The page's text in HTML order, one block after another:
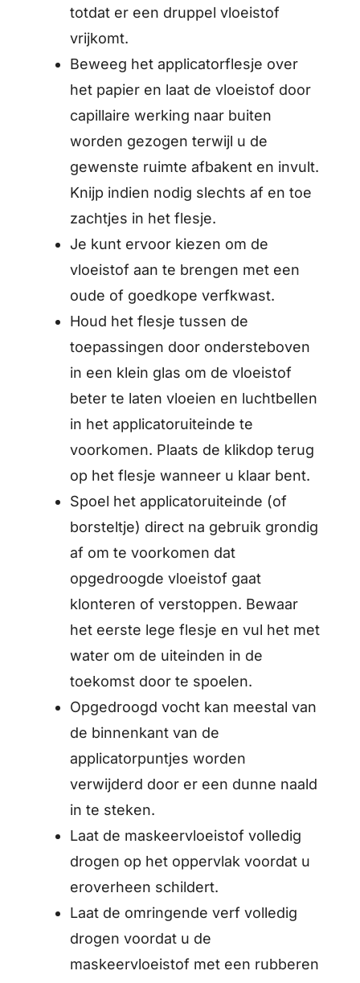
totdat er een druppel vloeistof
vrijkomt.
Beweeg het applicatorflesje over
het papier en laat de vloeistof door
capillaire werking naar buiten
worden gezogen terwijl u de
gewenste ruimte afbakent en invult.
Knijp indien nodig slechts af en toe
zachtjes in het flesje.
Je kunt ervoor kiezen om de
vloeistof aan te brengen met een
oude of goedkope verfkwast.
Houd het flesje tussen de
toepassingen door ondersteboven
in een klein glas om de vloeistof
beter te laten vloeien en luchtbellen
in het applicatoruiteinde te
voorkomen. Plaats de klikdop terug
op het flesje wanneer u klaar bent.
Spoel het applicatoruiteinde (of
borsteltje) direct na gebruik grondig
af om te voorkomen dat
opgedroogde vloeistof gaat
klonteren of verstoppen. Bewaar
het eerste lege flesje en vul het met
water om de uiteinden in de
toekomst door te spoelen.
Opgedroogd vocht kan meestal van
de binnenkant van de
applicatorpuntjes worden
verwijderd door er een dunne naald
in te steken.
Laat de maskeervloeistof volledig
drogen op het oppervlak voordat u
eroverheen schildert.
Laat de omringende verf volledig
drogen voordat u de
maskeervloeistof met een rubberen